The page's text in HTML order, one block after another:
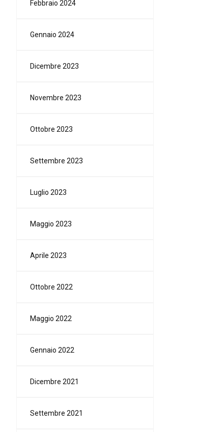
Febbraio 2024
Gennaio 2024
Dicembre 2023
Novembre 2023
Ottobre 2023
Settembre 2023
Luglio 2023
Maggio 2023
Aprile 2023
Ottobre 2022
Maggio 2022
Gennaio 2022
Dicembre 2021
Settembre 2021